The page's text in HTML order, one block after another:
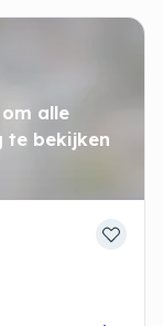
alle
te bekijken